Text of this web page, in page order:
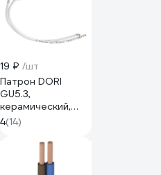
19 ₽ /шт
Патрон DORI
GU5.3,
керамический,
провод 15 см,
сечение 0,5 мм2
4(14)